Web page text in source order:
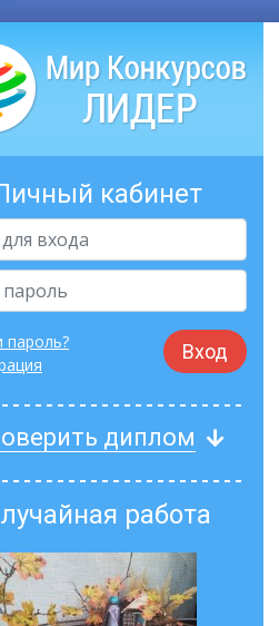
кабинет
Вход
пароль?
диплом
работа